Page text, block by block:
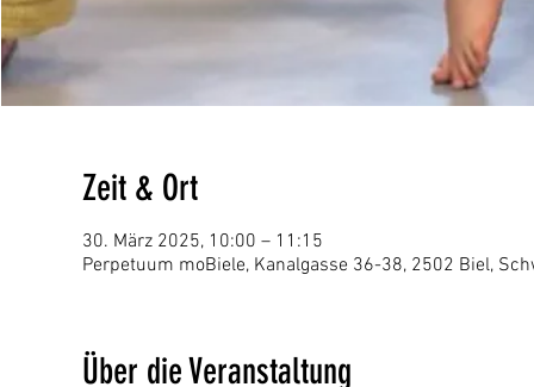
Zeit & Ort
30. März 2025, 10:00 – 11:15
Perpetuum moBiele, Kanalgasse 36-38, 2502 Biel,
Über die Veranstaltung